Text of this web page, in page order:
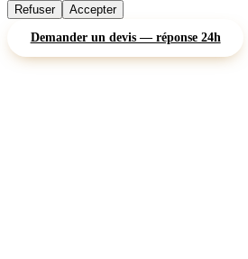
Refuser Accepter
Demander un devis — réponse 24h